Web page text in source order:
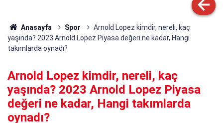
Anasayfa Spor
Arnold Lopez kimdir, nereli, kaç
yaşında? 2023 Arnold Lopez Piyasa değeri ne kadar, Hangi
takımlarda oynadı?
Arnold Lopez kimdir, nereli, kaç
yaşında? 2023 Arnold Lopez Piyasa
değeri ne kadar, Hangi takımlarda
oynadı?